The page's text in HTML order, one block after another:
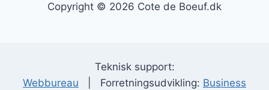
Copyright © 2026 Cote de Boeuf.dk
Teknisk support:
Webbureau | Forretningsudvikling: Business